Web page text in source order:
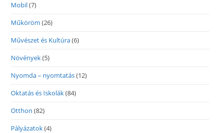
Mobil(7)
Műköröm (26)
Művészet és Kultúra(6)
Növények(5)
Nyomda – nyomtatás(12)
Oktatás és Iskolák(84)
Otthon (82)
Pályázatok(4)